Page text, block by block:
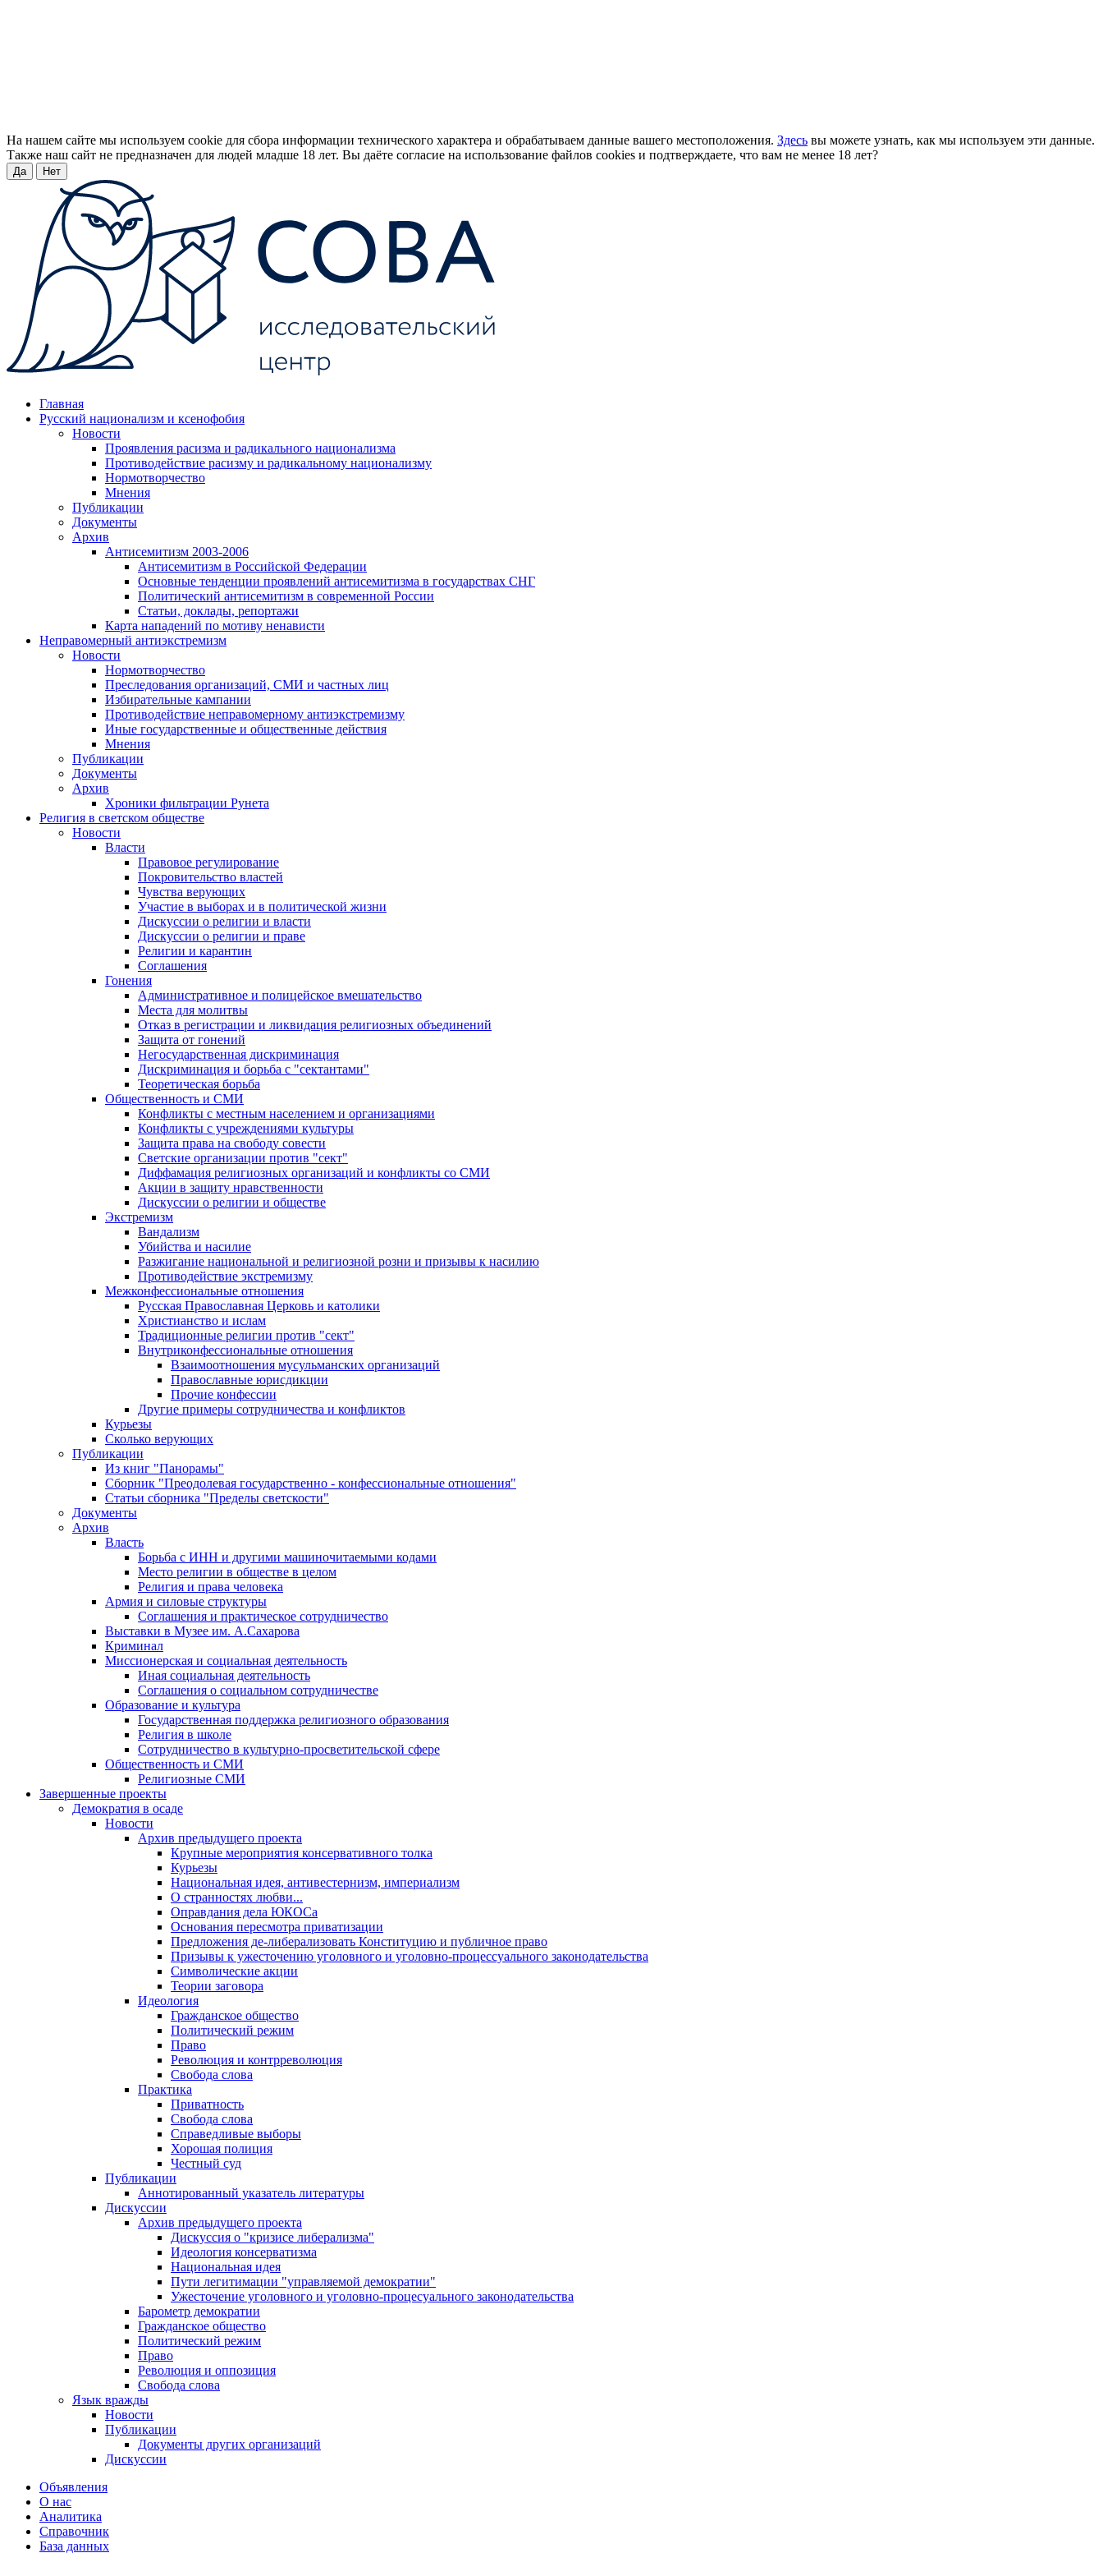
На нашем сайте мы используем cookie для сбора информации технического характера и обрабатываем данные вашего местоположения. Здесь вы можете узнать, как мы используем эти данные.
Также наш сайт не предназначен для людей младше 18 лет. Вы даёте согласие на использование файлов cookies и подтверждаете, что вам не менее 18 лет?
Да Нет
Главная
Русский национализм и ксенофобия
Новости
Проявления расизма и радикального национализма
Противодействие расизму и радикальному национализму
Нормотворчество
Мнения
Публикации
Документы
Архив
Антисемитизм 2003-2006
Антисемитизм в Российской Федерации
Основные тенденции проявлений антисемитизма в государствах СНГ
Политический антисемитизм в современной России
Статьи, доклады, репортажи
Карта нападений по мотиву ненависти
Неправомерный антиэкстремизм
Новости
Нормотворчество
Преследования организаций, СМИ и частных лиц
Избирательные кампании
Противодействие неправомерному антиэкстремизму
Иные государственные и общественные действия
Мнения
Публикации
Документы
Архив
Хроники фильтрации Рунета
Религия в светском обществе
Новости
Власти
Правовое регулирование
Покровительство властей
Чувства верующих
Участие в выборах и в политической жизни
Дискуссии о религии и власти
Дискуссии о религии и праве
Религии и карантин
Соглашения
Гонения
Административное и полицейское вмешательство
Места для молитвы
Отказ в регистрации и ликвидация религиозных объединений
Защита от гонений
Негосударственная дискриминация
Дискриминация и борьба с "сектантами"
Теоретическая борьба
Общественность и СМИ
Конфликты с местным населением и организациями
Конфликты с учреждениями культуры
Защита права на свободу совести
Светские организации против "сект"
Диффамация религиозных организаций и конфликты со СМИ
Акции в защиту нравственности
Дискуссии о религии и обществе
Экстремизм
Вандализм
Убийства и насилие
Разжигание национальной и религиозной розни и призывы к насилию
Противодействие экстремизму
Межконфессиональные отношения
Русская Православная Церковь и католики
Христианство и ислам
Традиционные религии против "сект"
Внутриконфессиональные отношения
Взаимоотношения мусульманских организаций
Православные юрисдикции
Прочие конфессии
Другие примеры сотрудничества и конфликтов
Курьезы
Сколько верующих
Публикации
Из книг "Панорамы"
Сборник "Преодолевая государственно - конфессиональные отношения"
Статьи сборника "Пределы светскости"
Документы
Архив
Власть
Борьба с ИНН и другими машиночитаемыми кодами
Место религии в обществе в целом
Религия и права человека
Армия и силовые структуры
Соглашения и практическое сотрудничество
Выставки в Музее им. А.Сахарова
Криминал
Миссионерская и социальная деятельность
Иная социальная деятельность
Соглашения о социальном сотрудничестве
Образование и культура
Государственная поддержка религиозного образования
Религия в школе
Сотрудничество в культурно-просветительской сфере
Общественность и СМИ
Религиозные СМИ
Завершенные проекты
Демократия в осаде
Новости
Архив предыдущего проекта
Крупные мероприятия консервативного толка
Курьезы
Национальная идея, антивестернизм, империализм
О странностях любви...
Оправдания дела ЮКОСа
Основания пересмотра приватизации
Предложения де-либерализовать Конституцию и публичное право
Призывы к ужесточению уголовного и уголовно-процессуального законодательства
Символические акции
Теории заговора
Идеология
Гражданское общество
Политический режим
Право
Революция и контрреволюция
Свобода слова
Практика
Приватность
Свобода слова
Справедливые выборы
Хорошая полиция
Честный суд
Публикации
Аннотированный указатель литературы
Дискуссии
Архив предыдущего проекта
Дискуссия о "кризисе либерализма"
Идеология консерватизма
Национальная идея
Пути легитимации "управляемой демократии"
Ужесточение уголовного и уголовно-процесуального законодательства
Барометр демократии
Гражданское общество
Политический режим
Право
Революция и оппозиция
Свобода слова
Язык вражды
Новости
Публикации
Документы других организаций
Дискуссии
Объявления
О нас
Аналитика
Справочник
База данных